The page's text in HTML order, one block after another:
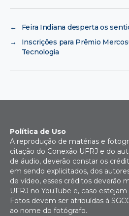
←
Feira Indiana desperta os
→
Inscrições para Prêmio
Tecnologia
Política de Uso
A reprodução de matérias e
citação do Conexão UFRJ e do
de áudio, deverão constar os
em sendo explicitados, dos
de vídeo, esses créditos deverão
UFRJ no YouTube e, caso
Fotos devem ser atribuídas à
ao nome do fotógrafo.